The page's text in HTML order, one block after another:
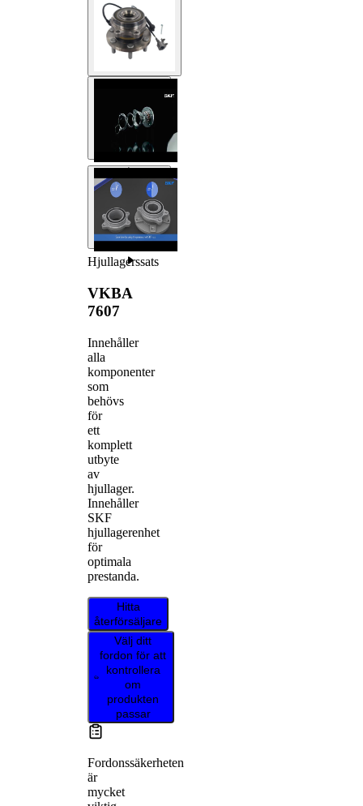
Hjullagerssats
VKBA
7607
Innehåller
alla
komponenter
som
behövs
för
ett
komplett
utbyte
av
hjullager.
Innehåller
SKF
hjullagerenhet
för
optimala
prestanda.
Hitta
återförsäljare
Välj ditt
fordon för att
kontrollera
om
produkten
passar
Fordonssäkerheten
är
mycket